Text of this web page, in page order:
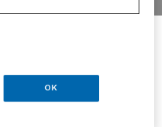
in Mettmann. Foto: engagiert-
OK